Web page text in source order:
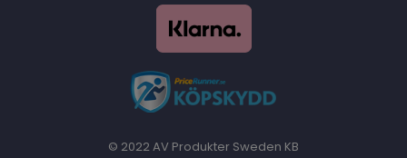
© 2022 AV Produkter Sweden KB